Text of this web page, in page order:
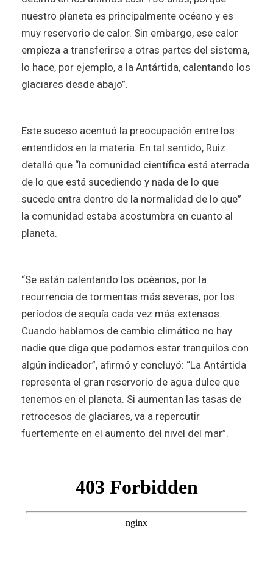
nuestro planeta es principalmente océano y es
muy reservorio de calor. Sin embargo, ese calor
empieza a transferirse a otras partes del sistema,
lo hace, por ejemplo, a la Antártida, calentando los
glaciares desde abajo”.
Este suceso acentuó la preocupación entre los
entendidos en la materia. En tal sentido, Ruiz
detalló que “la comunidad científica está aterrada
de lo que está sucediendo y nada de lo que
sucede entra dentro de la normalidad de lo que”
la comunidad estaba acostumbra en cuanto al
planeta.
“Se están calentando los océanos, por la
recurrencia de tormentas más severas, por los
períodos de sequía cada vez más extensos.
Cuando hablamos de cambio climático no hay
nadie que diga que podamos estar tranquilos con
algún indicador”, afirmó y concluyó: “La Antártida
representa el gran reservorio de agua dulce que
tenemos en el planeta. Si aumentan las tasas de
retrocesos de glaciares, va a repercutir
fuertemente en el aumento del nivel del mar”.